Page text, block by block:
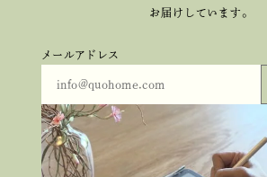
お届けしています。
メールアドレス